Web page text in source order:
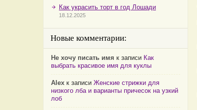
Как украсить торт в год Лошади
18.12.2025
Новые комментарии:
Не хочу писать имя к записи Как
выбрать красивое имя для куклы
Alex к записи Женские стрижки для
низкого лба и варианты причесок на узкий
лоб